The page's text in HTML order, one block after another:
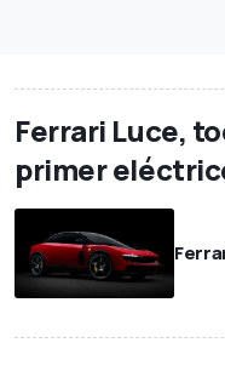
Ferrari Luce,
primer